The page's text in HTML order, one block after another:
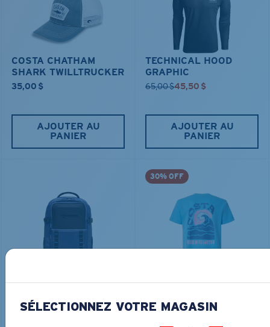
COSTA CHATHAM
SHARK TWILLTRUCKER
35,00 $
AJOUTER AU
PANIER
TECHNICAL HOOD
GRAPHIC
65,00 $45,50 $
AJOUTER AU
PANIER
180,00 $
30% OFF
SÉLECTIONNEZ VOTRE MAGASIN